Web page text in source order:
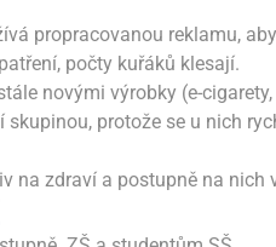
propracovanou reklamu,
počty kuřáků klesají.
novými výrobky (e-
protože se u nich
na zdraví a postupně na